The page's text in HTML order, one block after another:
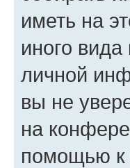
иметь на
иного
личной
вы не
на
помощью к